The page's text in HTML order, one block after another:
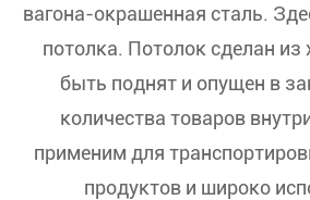
вагона-окрашенная сталь.
потолка. Потолок сделан из
быть поднят и опущен в
количества товаров
применим для
продуктов и широко